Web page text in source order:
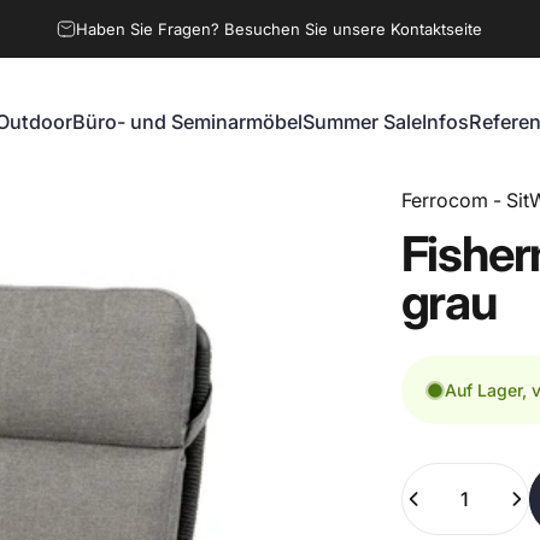
Haben Sie Fragen? Besuchen Sie unsere Kontaktseite
Büro- und SeminarmöbelSummer SaleInfos
Ferrocom -
grau
Auf Lager,
Anzahl